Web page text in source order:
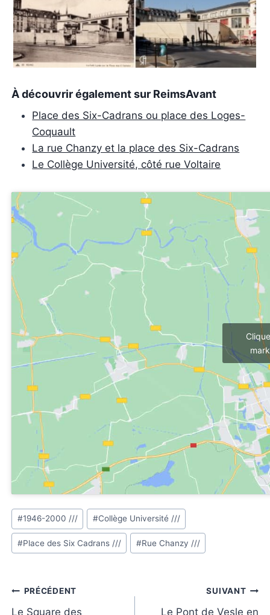
À découvrir également sur ReimsAvant
Place des Six-Cadrans ou place des Loges-
Coquault
La rue Chanzy et la place des Six-Cadrans
Le Collège Université, côté rue Voltaire
Étiquettes
de
la
#1946-2000 /// #Collège Université ///
#Place des Six Cadrans /// #Rue Chanzy ///
Navigation
de
PRÉCÉDENT
Le Square des
SUIVANT
Le Pont de Vesle en